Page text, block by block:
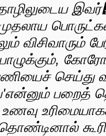
விசிவாரும்
செய்து
பறைத்